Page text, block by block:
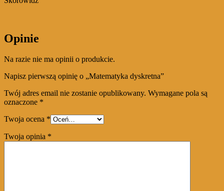
Opinie
Na razie nie ma opinii o produkcie.
Napisz pierwszą opinię o „Matematyka dyskretna”
Twój adres email nie zostanie opublikowany. Wymagane pola są
oznaczone *
Twoja ocena *
Twoja opinia *